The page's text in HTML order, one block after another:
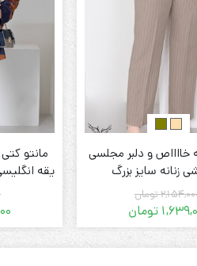
خااااص و دلبر مجلسی
زنانه سایز بزرگ
تومان
قیمت
اصلی:
تومان
قیمت
فعلی:
مانتو
یقه